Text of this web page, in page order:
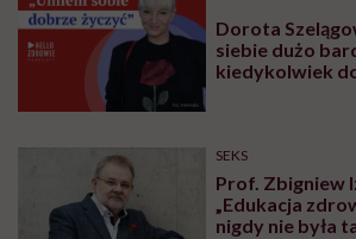
Dorota
siebie dużo
kiedykolwiek
SEKS
Prof. Zbigniew
„Edukacja
nigdy nie była